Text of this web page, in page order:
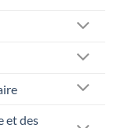
et des